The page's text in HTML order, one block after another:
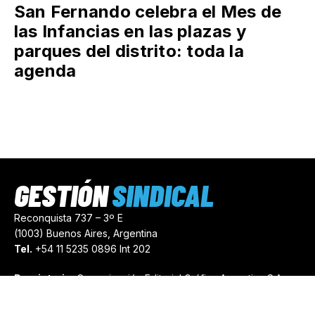
San Fernando celebra el Mes de
las Infancias en las plazas y
parques del distrito: toda la
agenda
Reconquista 737 – 3º E
(1003) Buenos Aires, Argentina
Tel. +54 11 5235 0896 Int 202
Propietario:Comunicación Editorial Gráfica Argentina S.A.
GESTIÓNSINDICAL